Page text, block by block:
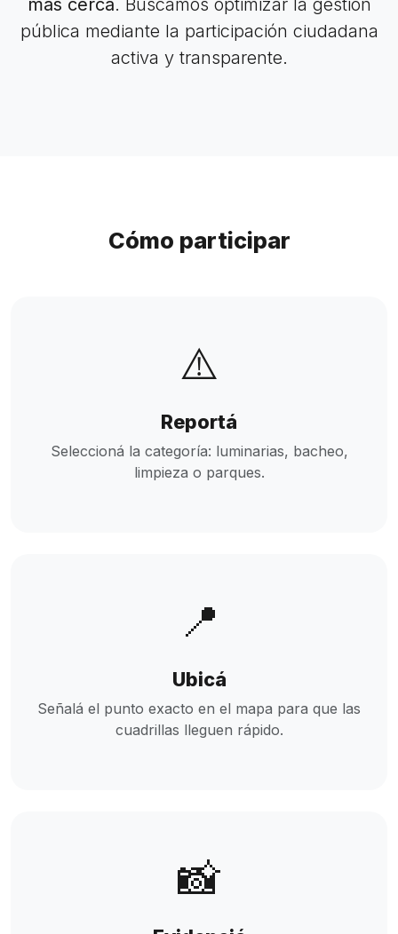
más cerca. Buscamos optimizar la gestión
pública mediante la participación ciudadana
activa y transparente.
Cómo participar
⚠️
Reportá
Seleccioná la categoría: luminarias, bacheo,
limpieza o parques.
📍
Ubicá
Señalá el punto exacto en el mapa para que las
cuadrillas lleguen rápido.
📸